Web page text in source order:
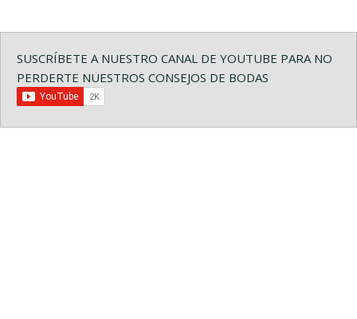
SUSCRÍBETE A NUESTRO CANAL DE YOUTUBE PARA NO
PERDERTE NUESTROS CONSEJOS DE BODAS